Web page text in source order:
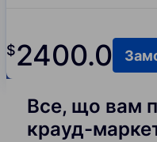
$2400.0
Все, що вам
крауд-